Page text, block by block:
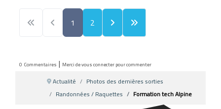
1 2
0 Commentaires | Merci de vous connecter pour commenter
Actualité
Photos des dernières sorties
Randonnées / Raquettes
Formation tech Alpine